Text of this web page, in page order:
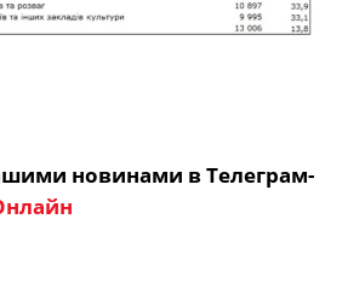
новинами в Телеграм-